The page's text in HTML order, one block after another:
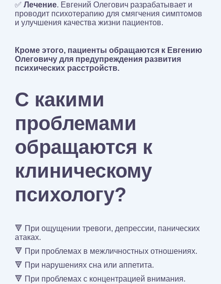
✅ Лечение. Евгений Олегович разрабатывает и
проводит психотерапию для смягчения симптомов
и улучшения качества жизни пациентов.
Кроме этого, пациенты обращаются к Евгению
Олеговичу для предупреждения развития
психических расстройств.
С какими
проблемами
обращаются к
клиническому
психологу?
🔻 При ощущении тревоги, депрессии, панических
атаках.
🔻 При проблемах в межличностных отношениях.
🔻 При нарушениях сна или аппетита.
🔻 При проблемах с концентрацией внимания.